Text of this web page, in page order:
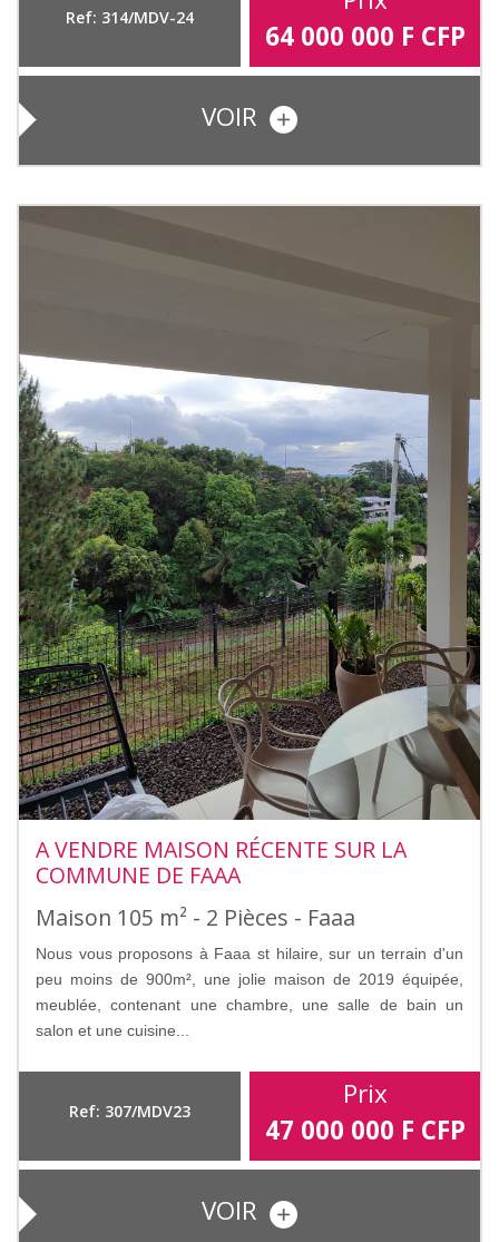
Ref: 314/MDV-24
64 000 000 F CFP
VOIR
A VENDRE MAISON RÉCENTE SUR LA
COMMUNE DE FAAA
Maison 105 m² - 2 Pièces - Faaa
Nous vous proposons à Faaa st hilaire, sur un terrain d'un
peu moins de 900m², une jolie maison de 2019 équipée,
meublée, contenant une chambre, une salle de bain un
salon et une cuisine...
Ref: 307/MDV23
Prix
47 000 000 F CFP
VOIR